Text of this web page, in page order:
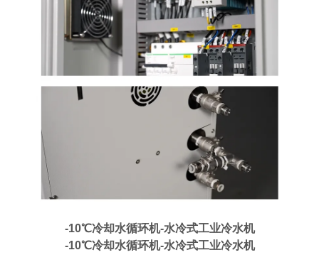
-10℃冷却水循环机-水冷式工业冷水机
-10℃冷却水循环机-水冷式工业冷水机